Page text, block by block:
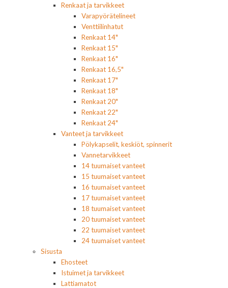
Renkaat ja tarvikkeet
Varapyörätelineet
Venttiilinhatut
Renkaat 14"
Renkaat 15"
Renkaat 16"
Renkaat 16,5"
Renkaat 17"
Renkaat 18"
Renkaat 20"
Renkaat 22"
Renkaat 24"
Vanteet ja tarvikkeet
Pölykapselit, keskiöt, spinnerit
Vannetarvikkeet
14 tuumaiset vanteet
15 tuumaiset vanteet
16 tuumaiset vanteet
17 tuumaiset vanteet
18 tuumaiset vanteet
20 tuumaiset vanteet
22 tuumaiset vanteet
24 tuumaiset vanteet
Sisusta
Ehosteet
Istuimet ja tarvikkeet
Lattiamatot